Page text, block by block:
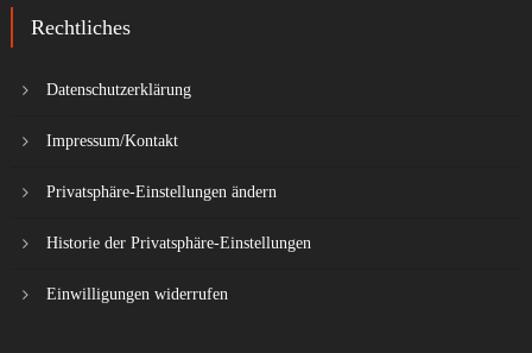
Rechtliches
Datenschutzerklärung
Impressum/Kontakt
Privatsphäre-Einstellungen ändern
Historie der Privatsphäre-Einstellungen
Einwilligungen widerrufen